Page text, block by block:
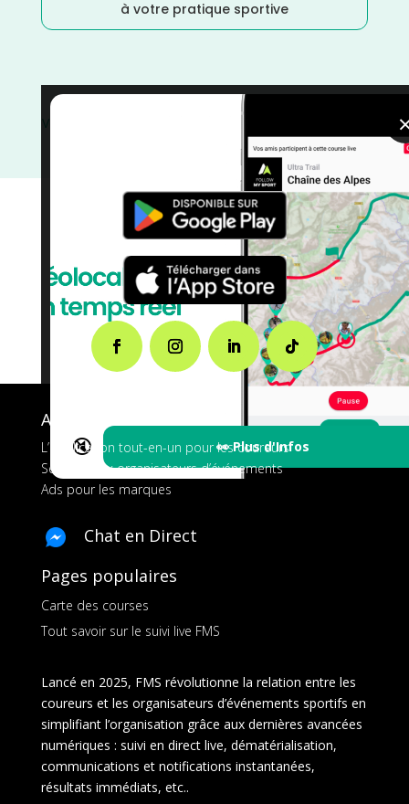
à votre pratique sportive
🔇 👀 Plus d'Infos
Vélo
Distance 100k/Dénivelé
Cyclotourisme courses
A propos de FMS
L’application tout-en-un pour les coureurs
Services aux organisateurs d’événements
Ads pour les marques
Chat en Direct
Pages populaires
Carte des courses
Tout savoir sur le suivi live FMS
Lancé en 2025, FMS révolutionne la relation entre les
coureurs et les organisateurs d’événements sportifs en
simplifiant l’organisation grâce aux dernières avancées
numériques : suivi en direct live, dématérialisation,
communications et notifications instantanées,
résultats immédiats, etc..